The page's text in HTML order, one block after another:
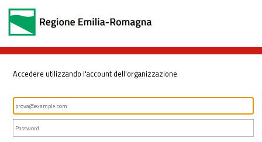
Accedere utilizzando l'account dell'organizzazione